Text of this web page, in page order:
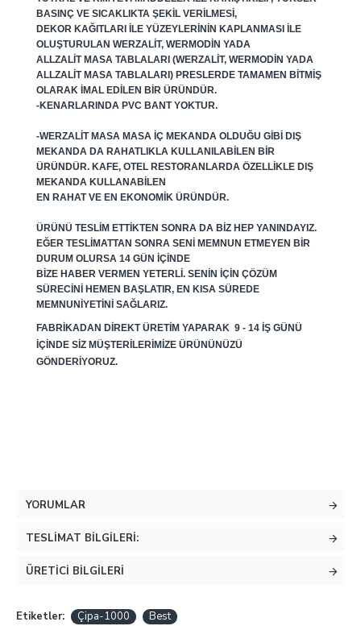
BASINÇ VE SICAKLIKTA ŞEKIL VERILMESI,
DEKOR KAĞITLARI ILE YÜZEYLERININ KAPLANMASI ILE
OLUŞTURULAN WERZALIT, WERMODIN YADA
ALLZALIT MASA TABLALARI (WERZALIT, WERMODIN YADA
ALLZALIT MASA TABLALARI) PRESLERDE TAMAMEN BITMIŞ
OLARAK IMAL EDILEN BIR ÜRÜNDÜR.
-KENARLARINDA PVC BANT YOKTUR.
-WERZALIT MASA MASA IÇ MEKANDA OLDUĞU GIBI DIŞ
MEKANDA DA RAHATLIKLA KULLANILABILEN BIR
ÜRÜNDÜR. KAFE, OTEL RESTORANLARDA ÖZELLIKLE DIŞ
MEKANDA KULLANABILEN
EN RAHAT VE EN EKONOMIK ÜRÜNDÜR.
ÜRÜNÜ TESLIM ETTIKTEN SONRA DA BIZ HEP YANINDAYIZ.
EĞER TESLIMATTAN SONRA SENI MEMNUN ETMEYEN BIR
DURUM OLURSA 14 GÜN IÇINDE
BIZE HABER VERMEN YETERLI. SENIN IÇIN ÇÖZÜM
SÜRECINI HEMEN BAŞLATIR, EN KISA SÜREDE
MEMNUNIYETINI SAĞLARIZ.
FABRIKADAN DIREKT ÜRETIM YAPARAK 9 - 14 IŞ GÜNÜ
IÇINDE SIZ MÜŞTERILERIMIZE ÜRÜNÜNÜZÜ
GÖNDERIYORUZ.
YORUMLAR
TESLIMAT BILGILERI:
ÜRETICI BILGILERI
Etiketler: Çipa-1000 Best